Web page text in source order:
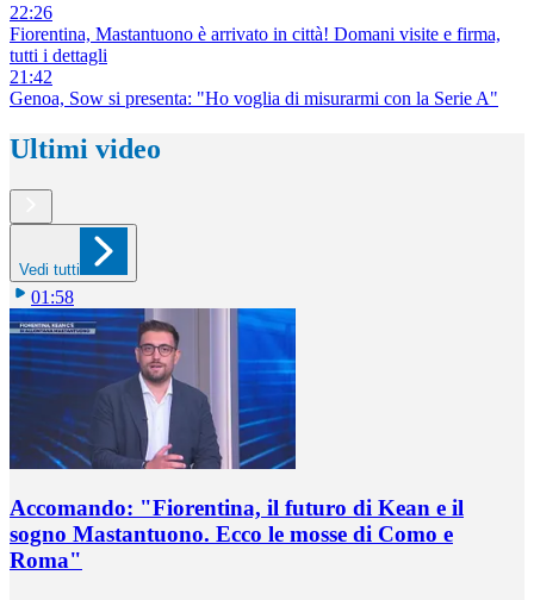
22:26
Fiorentina, Mastantuono è arrivato in città! Domani visite e firma,
tutti i dettagli
21:42
Genoa, Sow si presenta: "Ho voglia di misurarmi con la Serie A"
Ultimi video
Vedi tutti
01:58
Accomando: "Fiorentina, il futuro di Kean e il
sogno Mastantuono. Ecco le mosse di Como e
Roma"